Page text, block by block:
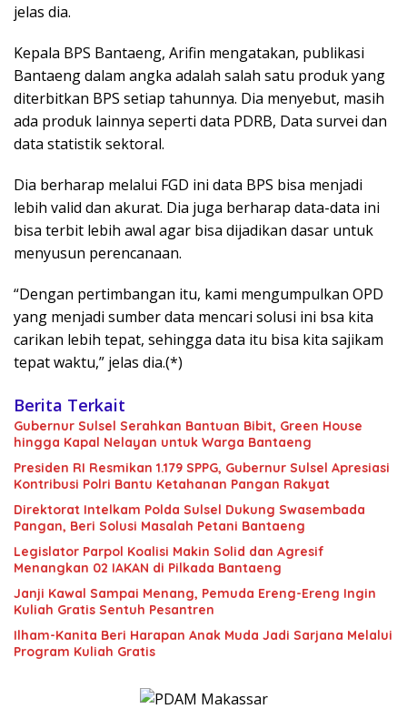
jelas dia.
Kepala BPS Bantaeng, Arifin mengatakan, publikasi
Bantaeng dalam angka adalah salah satu produk yang
diterbitkan BPS setiap tahunnya. Dia menyebut, masih
ada produk lainnya seperti data PDRB, Data survei dan
data statistik sektoral.
Dia berharap melalui FGD ini data BPS bisa menjadi
lebih valid dan akurat. Dia juga berharap data-data ini
bisa terbit lebih awal agar bisa dijadikan dasar untuk
menyusun perencanaan.
“Dengan pertimbangan itu, kami mengumpulkan OPD
yang menjadi sumber data mencari solusi ini bsa kita
carikan lebih tepat, sehingga data itu bisa kita sajikam
tepat waktu,” jelas dia.(*)
Berita Terkait
Gubernur Sulsel Serahkan Bantuan Bibit, Green House
hingga Kapal Nelayan untuk Warga Bantaeng
Presiden RI Resmikan 1.179 SPPG, Gubernur Sulsel Apresiasi
Kontribusi Polri Bantu Ketahanan Pangan Rakyat
Direktorat Intelkam Polda Sulsel Dukung Swasembada
Pangan, Beri Solusi Masalah Petani Bantaeng
Legislator Parpol Koalisi Makin Solid dan Agresif
Menangkan 02 IAKAN di Pilkada Bantaeng
Janji Kawal Sampai Menang, Pemuda Ereng-Ereng Ingin
Kuliah Gratis Sentuh Pesantren
Ilham-Kanita Beri Harapan Anak Muda Jadi Sarjana Melalui
Program Kuliah Gratis